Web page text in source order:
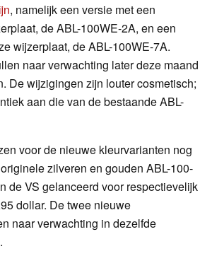
, namelijk een versie met een
de ABL-100WE-2A, en een
wijzerplaat, de ABL-100WE-7A.
naar verwachting later deze maand
De wijzigingen zijn louter cosmetisch;
aan die van de bestaande ABL-
voor de nieuwe kleurvarianten nog
zilveren en gouden ABL-100-
de VS gelanceerd voor respectievelijk
dollar. De twee nieuwe
naar verwachting in dezelfde